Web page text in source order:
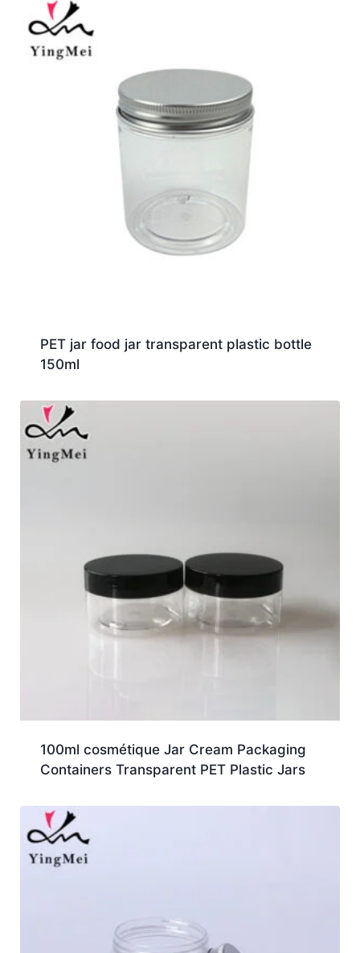
PET jar food jar transparent plastic bottle
150ml
100ml cosmétique Jar Cream Packaging
Containers Transparent PET Plastic Jars